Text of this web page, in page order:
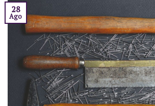
28
Ago